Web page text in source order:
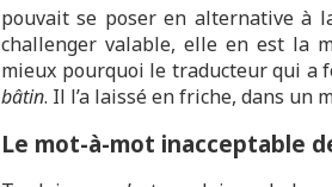
pouvait se poser en alternative à
challenger valable, elle en est la
mieux pourquoi le traducteur qui a
bâtin. Il l’a laissé en friche, dans un
Le mot-à-mot inacceptable